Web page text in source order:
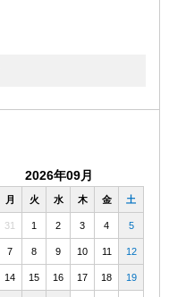
2026年09月
月 火 水 木 金 土
31 1 2 3 4 5
7 8 9 10 11 12
14 15 16 17 18 19